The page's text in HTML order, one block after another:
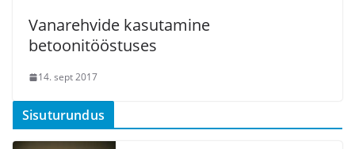
Vanarehvide kasutamine
betoonitööstuses
14. sept 2017
Sisuturundus